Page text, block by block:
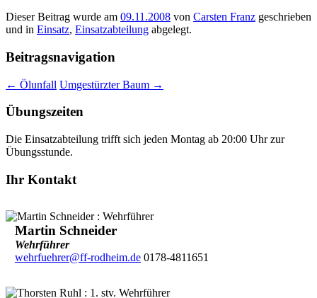
Dieser Beitrag wurde am 09.11.2008 von Carsten Franz geschrieben
und in Einsatz, Einsatzabteilung abgelegt.
Beitragsnavigation
← Ölunfall Umgestürzter Baum →
Übungszeiten
Die Einsatzabteilung trifft sich jeden Montag ab 20:00 Uhr zur
Übungsstunde.
Ihr Kontakt
Martin Schneider
Wehrführer
wehrfuehrer@ff-rodheim.de0178-4811651